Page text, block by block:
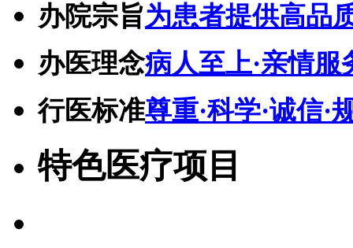
办院宗旨为患者提供高品
办医理念病人至上·亲情服
行医标准尊重·科学·诚信·
特色医疗项目